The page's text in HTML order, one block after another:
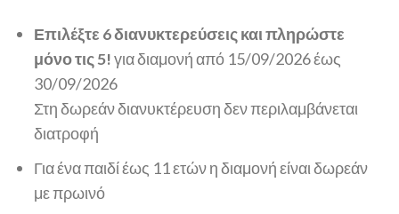
Επιλέξτε 6 διανυκτερεύσεις και πληρώστε
μόνο τις 5!για διαμονή από 15/09/2026 έως
30/09/2026
Στη δωρεάν διανυκτέρευση δεν περιλαμβάνεται
διατροφή
Για ένα παιδί έως 11 ετών η διαμονή είναι δωρεάν
με πρωινό